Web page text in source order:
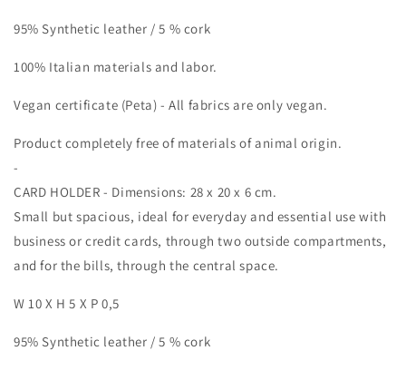
95% Synthetic leather / 5 % cork
100% Italian materials and labor.
Vegan certificate (Peta) - All fabrics are only vegan.
Product completely free of materials of animal origin.
-
CARD HOLDER - Dimensions: 28 x 20 x 6 cm.
Small but spacious, ideal for everyday and essential use with
business or credit cards, through two outside compartments,
and for the bills, through the central space.
W 10 X H 5 X P 0,5
95% Synthetic leather / 5 % cork